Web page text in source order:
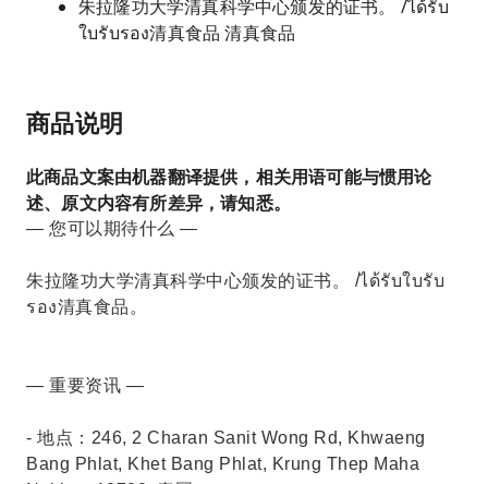
朱拉隆功大学清真科学中心颁发的证书。 /ได้รับ
ใบรับรอง清真食品 清真食品
商品说明
此商品文案由机器翻译提供，相关用语可能与惯用论
述、原文内容有所差异，请知悉。
— 您可以期待什么 —
朱拉隆功大学清真科学中心颁发的证书。 /ได้รับใบรับ
รอง清真食品。
— 重要资讯 —
- 地点：246, 2 Charan Sanit Wong Rd, Khwaeng
Bang Phlat, Khet Bang Phlat, Krung Thep Maha